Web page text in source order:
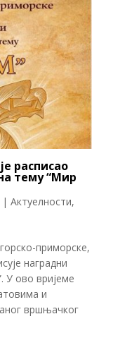
расписао
тему “Мир
| Актуелности,
приморске,
наградни
У ово вријеме
и
вршњачког